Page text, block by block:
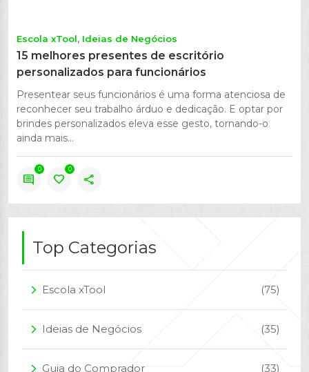
Escola xTool Ideias de Negócios
15 melhores presentes de escritório
personalizados para funcionários
Presentear seus funcionários é uma forma atenciosa de
reconhecer seu trabalho árduo e dedicação. E optar por
brindes personalizados eleva esse gesto, tornando-o
ainda mais...
comment
0
favorite
0
share
Top Categorias
arrow_forward_ios Escola xTool (75)
arrow_forward_ios Ideias de Negócios (35)
arrow_forward_ios Guia do Comprador (33)